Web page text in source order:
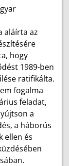
aláírta az
hogy
1989-ben
ratifikálta.
fogalma
feladat,
a
a háborús
ellen és